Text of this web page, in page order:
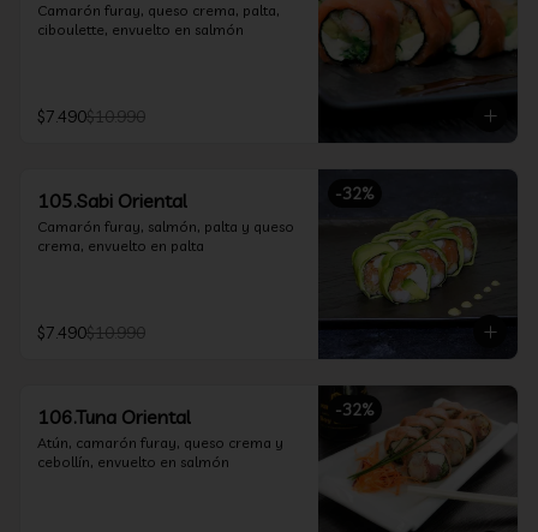
Camarón furay, queso crema, palta,
ciboulette, envuelto en salmón
$7.490$10.990
-32%
105.Sabi Oriental
Camarón furay, salmón, palta y queso
crema, envuelto en palta
$7.490$10.990
-32%
106.Tuna Oriental
Atún, camarón furay, queso crema y
cebollín, envuelto en salmón